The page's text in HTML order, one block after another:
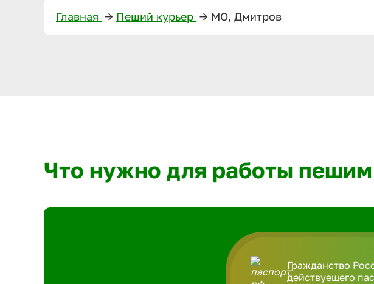
Главная —> Пеший курьер —> МО, Дмитров
Что нужно для работы
Гражданство
действуещего